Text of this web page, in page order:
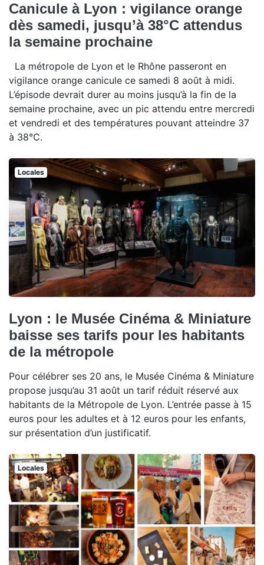
Canicule à Lyon : vigilance orange
dès samedi, jusqu’à 38°C attendus
la semaine prochaine
La métropole de Lyon et le Rhône passeront en
vigilance orange canicule ce samedi 8 août à midi.
L’épisode devrait durer au moins jusqu’à la fin de la
semaine prochaine, avec un pic attendu entre mercredi
et vendredi et des températures pouvant atteindre 37
à 38°C.
Locales
Lyon : le Musée Cinéma & Miniature
baisse ses tarifs pour les habitants
de la métropole
Pour célébrer ses 20 ans, le Musée Cinéma & Miniature
propose jusqu’au 31 août un tarif réduit réservé aux
habitants de la Métropole de Lyon. L’entrée passe à 15
euros pour les adultes et à 12 euros pour les enfants,
sur présentation d’un justificatif.
Locales